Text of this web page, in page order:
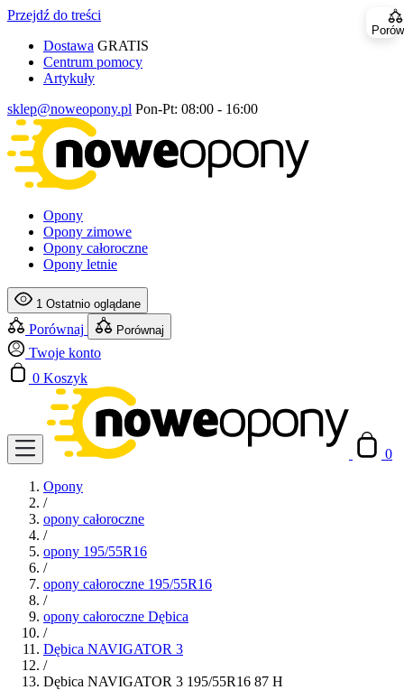
Przejdź do treści
Dostawa GRATIS
Centrum pomocy
Artykuły
sklep@noweopony.pl Pon-Pt: 08:00 - 16:00
Opony
Opony zimowe
Opony całoroczne
Opony letnie
1 Ostatnio oglądane
Porównaj Porównaj
Twoje konto
0 Koszyk
0
Opony
/
opony całoroczne
/
opony 195/55R16
/
opony całoroczne 195/55R16
/
opony całoroczne Dębica
/
Dębica NAVIGATOR 3
/
Dębica NAVIGATOR 3 195/55R16 87 H